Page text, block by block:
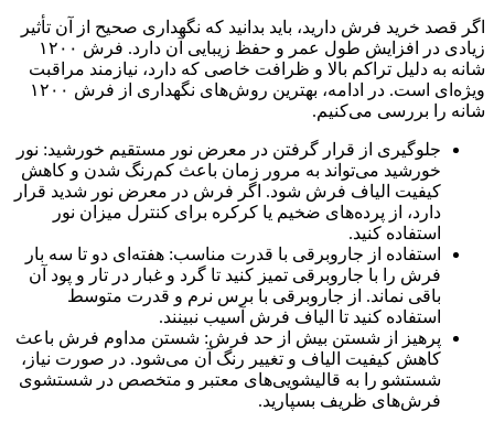
اگر قصد خرید فرش دارید، باید بدانید که نگهداری صحیح از آن تأثیر
زیادی در افزایش طول عمر و حفظ زیبایی آن دارد. فرش ۱۲۰۰
شانه به دلیل تراکم بالا و ظرافت خاصی که دارد، نیازمند مراقبت
ویژه‌ای است. در ادامه، بهترین روش‌های نگهداری از فرش ۱۲۰۰
شانه را بررسی می‌کنیم.
جلوگیری از قرار گرفتن در معرض نور مستقیم خورشید: نور
خورشید می‌تواند به مرور زمان باعث کم‌رنگ شدن و کاهش
کیفیت الیاف فرش شود. اگر فرش در معرض نور شدید قرار
دارد، از پرده‌های ضخیم یا کرکره برای کنترل میزان نور
استفاده کنید.
استفاده از جاروبرقی با قدرت مناسب: هفته‌ای دو تا سه بار
فرش را با جاروبرقی تمیز کنید تا گرد و غبار در تار و پود آن
باقی نماند. از جاروبرقی با برس نرم و قدرت متوسط
استفاده کنید تا الیاف فرش آسیب نبینند.
پرهیز از شستن بیش از حد فرش: شستن مداوم فرش باعث
کاهش کیفیت الیاف و تغییر رنگ آن می‌شود. در صورت نیاز،
شستشو را به قالیشویی‌های معتبر و متخصص در شستشوی
فرش‌های ظریف بسپارید.